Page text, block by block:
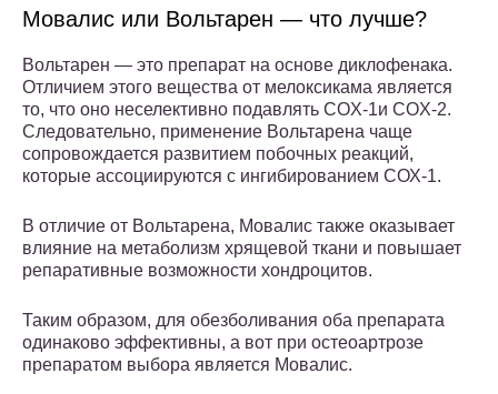
Мовалис или Вольтарен — что лучше?
Вольтарен — это препарат на основе диклофенака.
Отличием этого вещества от мелоксикама является
то, что оно неселективно подавлять COX-1и COX-2.
Следовательно, применение Вольтарена чаще
сопровождается развитием побочных реакций,
которые ассоциируются с ингибированием СОХ-1.
В отличие от Вольтарена, Мовалис также оказывает
влияние на метаболизм хрящевой ткани и повышает
репаративные возможности хондроцитов.
Таким образом, для обезболивания оба препарата
одинаково эффективны, а вот при остеоартрозе
препаратом выбора является Мовалис.